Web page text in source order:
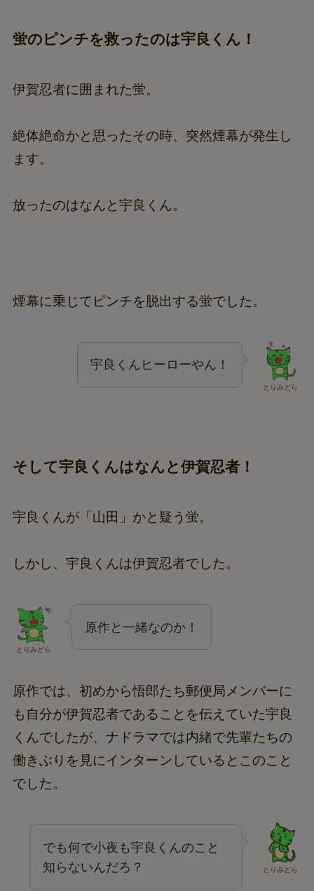
蛍のピンチを救ったのは宇良くん！
伊賀忍者に囲まれた蛍。
絶体絶命かと思ったその時、突然煙幕が発生し
ます。
放ったのはなんと宇良くん。
煙幕に乗じてピンチを脱出する蛍でした。
とりみどら
宇良くんヒーローやん！
そして宇良くんはなんと伊賀忍者！
宇良くんが「山田」かと疑う蛍。
しかし、宇良くんは伊賀忍者でした。
とりみどら
原作と一緒なのか！
原作では、初めから悟郎たち郵便局メンバーに
も自分が伊賀忍者であることを伝えていた宇良
くんでしたが、ナドラマでは内緒で先輩たちの
働きぶりを見にインターンしているとこのこと
でした。
とりみどら
でも何で小夜も宇良くんのこと
知らないんだろ？